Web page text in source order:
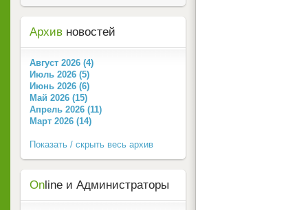
Архив новостей
Август 2026 (4)
Июль 2026 (5)
Июнь 2026 (6)
Май 2026 (15)
Апрель 2026 (11)
Март 2026 (14)
Показать / скрыть весь архив
On line и Администраторы